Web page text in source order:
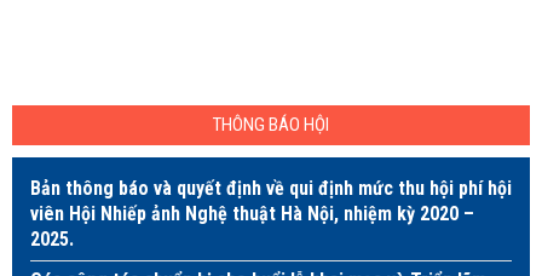
THÔNG BÁO HỘI
Bản thông báo và quyết định về qui định mức thu hội phí hội
viên Hội Nhiếp ảnh Nghệ thuật Hà Nội, nhiệm kỳ 2020 –
2025.